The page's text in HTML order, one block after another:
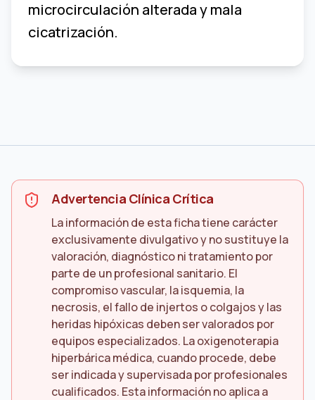
microcirculación alterada y mala
cicatrización.
Advertencia Clínica Crítica
La información de esta ficha tiene carácter
exclusivamente divulgativo y no sustituye la
valoración, diagnóstico ni tratamiento por
parte de un profesional sanitario. El
compromiso vascular, la isquemia, la
necrosis, el fallo de injertos o colgajos y las
heridas hipóxicas deben ser valorados por
equipos especializados. La oxigenoterapia
hiperbárica médica, cuando procede, debe
ser indicada y supervisada por profesionales
cualificados. Esta información no aplica a